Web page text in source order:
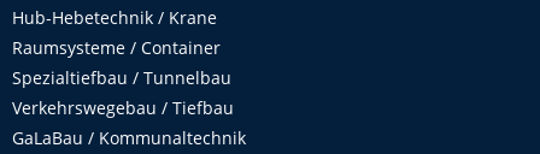
Hub-Hebetechnik / Krane
Raumsysteme / Container
Spezialtiefbau / Tunnelbau
Verkehrswegebau / Tiefbau
GaLaBau / Kommunaltechnik